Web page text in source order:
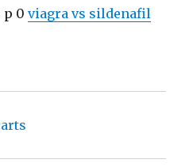
p 0viagra vs sildenafil